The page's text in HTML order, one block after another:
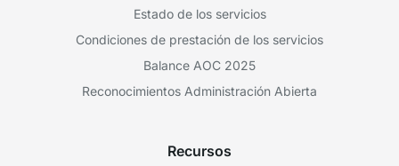
Estado de los servicios
Condiciones de prestación de los servicios
Balance AOC 2025
Reconocimientos Administración Abierta
Recursos